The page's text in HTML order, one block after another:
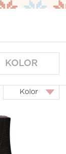
KOLOR
kolor